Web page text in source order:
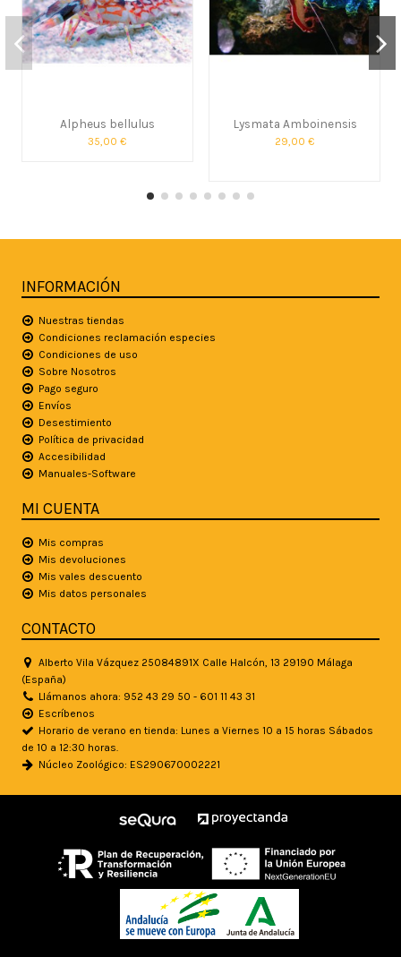
Alpheus bellulus
35,00 €
Lysmata Amboinensis
29,00 €
INFORMACIÓN
Nuestras tiendas
Condiciones reclamación especies
Condiciones de uso
Sobre Nosotros
Pago seguro
Envíos
Desestimiento
Política de privacidad
Accesibilidad
Manuales-Software
MI CUENTA
Mis compras
Mis devoluciones
Mis vales descuento
Mis datos personales
CONTACTO
Alberto Vila Vázquez 25084891X Calle Halcón, 13 29190 Málaga
(España)
Llámanos ahora: 952 43 29 50 - 601 11 43 31
Escríbenos
Horario de verano en tienda: Lunes a Viernes 10 a 15 horas Sábados
de 10 a 12:30 horas.
Núcleo Zoológico: ES290670002221